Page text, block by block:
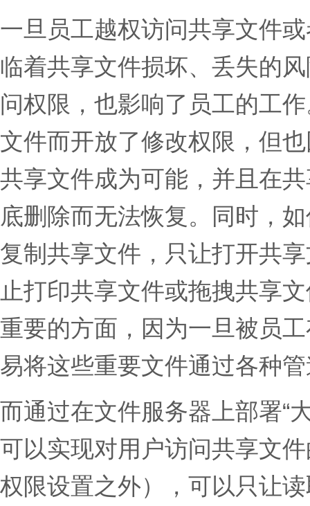
一旦员工越权访问共享文件
临着共享文件损坏、丢失的
问权限，也影响了员工的工
文件而开放了修改权限，但
共享文件成为可能，并且在
底删除而无法恢复。同时，
复制共享文件，只让打开共
止打印共享文件或拖拽共享
重要的方面，因为一旦被员
易将这些重要文件通过各种
而通过在文件服务器上部署“
可以实现对用户访问共享文
权限设置之外），可以只让